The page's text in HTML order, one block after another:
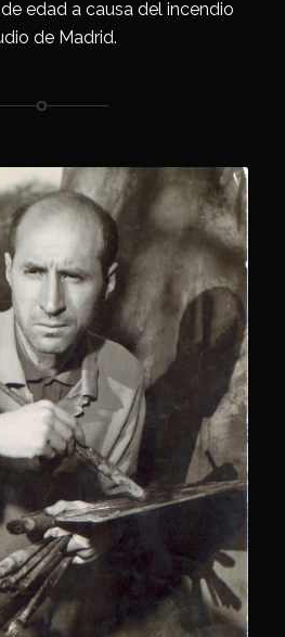
edad a causa del incendio
de Madrid.